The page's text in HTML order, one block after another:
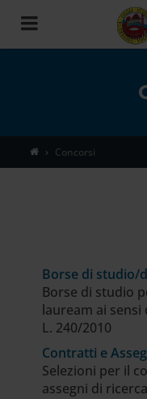
Toggle
navigation
Concorsi
Borse di studio/
Borse di studio
lauream ai sensi
L. 240/2010
Contratti e
Selezioni per il
assegni di ricerca